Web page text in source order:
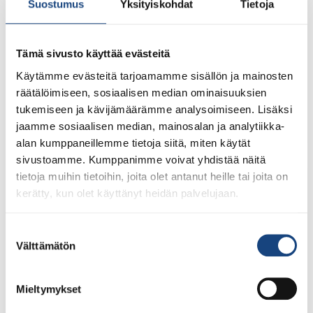
Suostumus Yksityiskohdat Tietoja
Tämä sivusto käyttää evästeitä
Käytämme evästeitä tarjoamamme sisällön ja mainosten
räätälöimiseen, sosiaalisen median ominaisuuksien
tukemiseen ja kävijämäärämme analysoimiseen. Lisäksi
jaamme sosiaalisen median, mainosalan ja analytiikka-
alan kumppaneillemme tietoja siitä, miten käytät
sivustoamme. Kumppanimme voivat yhdistää näitä
tietoja muihin tietoihin, joita olet antanut heille tai joita on
kerätty, kun olet käyttänyt heidän palvelujaan.
valinta
Välttämätön
Mieltymykset
23.7.2026
Tuomariraportti Swedish A-Judo/VI
Open 2026, 14.-17.5.2026,
Lindesberg, Ruotsi